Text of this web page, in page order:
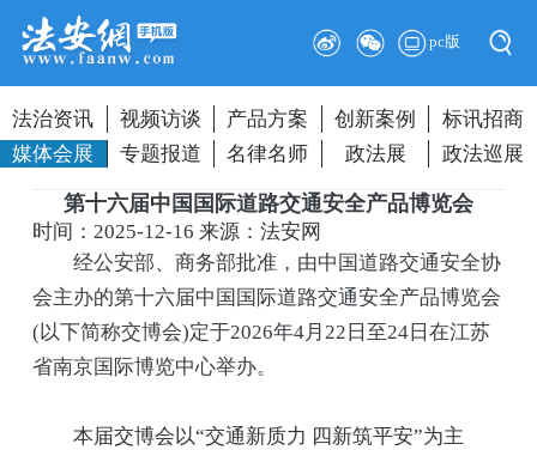
pc版
法治资讯 视频访谈 产品方案 创新案例
标讯招商
媒体会展
专题报道 名律名师 政法展 政法巡展
第十六届中国国际道路交通安全产品博览会
时间：2025-12-16来源：法安网
经公安部、商务部批准，由中国道路交通安全协
会主办的第十六届中国国际道路交通安全产品博览会
(以下简称交博会)定于2026年4月22日至24日在江苏
省南京国际博览中心举办。
本届交博会以“交通新质力 四新筑平安”为主